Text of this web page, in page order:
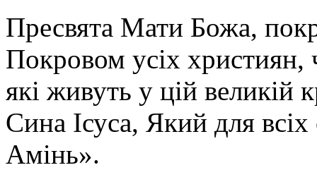
Пресвята Мати Божа,
Покровом усіх християн,
які живуть у цій великій
Сина Ісуса, Який для
Амінь».